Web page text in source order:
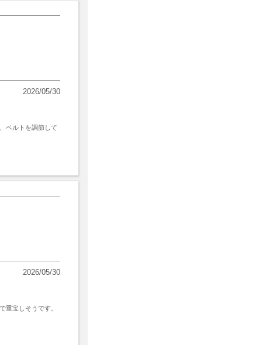
2026/05/30
ベルトを調節して
2026/05/30
重宝しそうです。